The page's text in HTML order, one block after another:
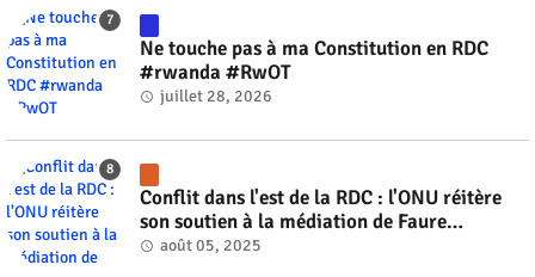
Ne touche pas à ma Constitution en RDC
#rwanda #RwOT
juillet 28, 2026
Conflit dans l'est de la RDC : l'ONU réitère
son soutien à la médiation de Faure
Gnassingbé #rwanda #RwOT
août 05, 2025